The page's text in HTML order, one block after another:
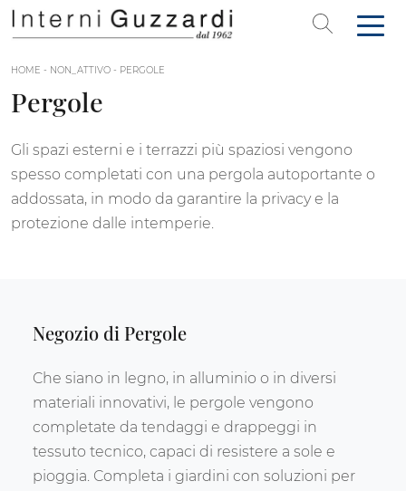
HOME - NON_ATTIVO - PERGOLE
Pergole
Gli spazi esterni e i terrazzi più spaziosi vengono
spesso completati con una pergola autoportante o
addossata, in modo da garantire la privacy e la
protezione dalle intemperie.
Negozio di Pergole
Che siano in legno, in alluminio o in diversi
materiali innovativi, le pergole vengono
completate da tendaggi e drappeggi in
tessuto tecnico, capaci di resistere a sole e
pioggia. Completa i giardini con soluzioni per